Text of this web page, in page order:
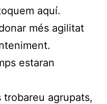
aquí.
més agilitat
estaran
trobareu agrupats,